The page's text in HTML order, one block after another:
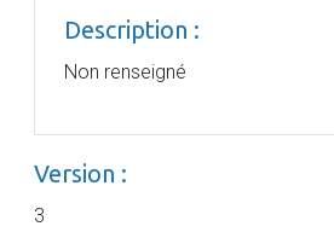
Description :
Non renseigné
Version :
3